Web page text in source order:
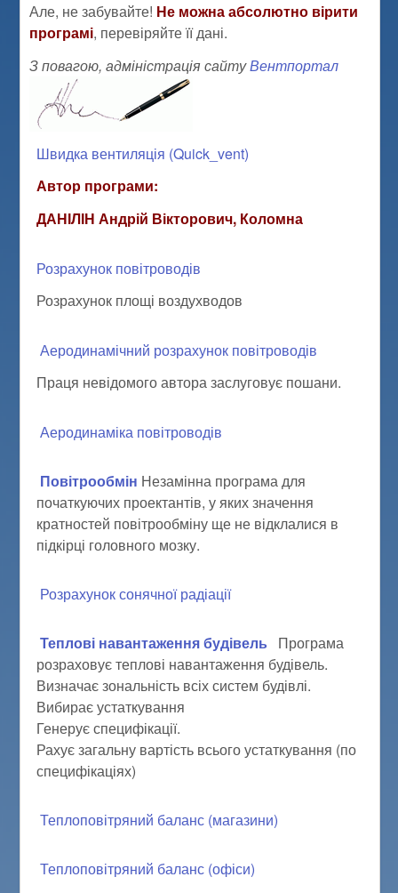
Але, не забувайте! Не можна абсолютно вірити
програмі, перевіряйте її дані.
З повагою, адміністрація сайтуВентпортал
Швидка вентиляція (Quick_vent)
Автор програми:
ДАНІЛІН Андрій Вікторович, Коломна
Розрахунок повітроводів
Розрахунок площі воздухводов
Аеродинамічний розрахунок повітроводів
Праця невідомого автора заслуговує пошани.
Аеродинаміка повітроводів
Повітрообмін Незамінна програма для
початкуючих проектантів, у яких значення
кратностей повітрообміну ще не відклалися в
підкірці головного мозку.
Розрахунок сонячної радіації
Теплові навантаження будівель
Програма
розраховує теплові навантаження будівель.
Визначає зональність всіх систем будівлі.
Вибирає устаткування
Генерує специфікації.
Рахує загальну вартість всього устаткування (по
специфікаціях)
Теплоповітряний баланс (магазини)
Теплоповітряний баланс (офіси)